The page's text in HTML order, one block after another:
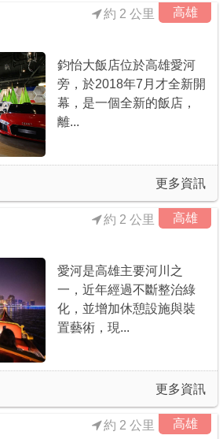
高雄
約 2 公里
鈞怡大飯店位於高雄愛河
旁，於2018年7月才全新開
幕，是一個全新的飯店，
離...
更多資訊
高雄
約 2 公里
愛河是高雄主要河川之
一，近年經過不斷整治綠
化，並增加休憩設施與裝
置藝術，現...
更多資訊
高雄
約 2 公里